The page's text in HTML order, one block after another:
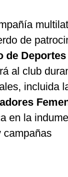
de
de Deportes
al club
incluida
en la
campañas